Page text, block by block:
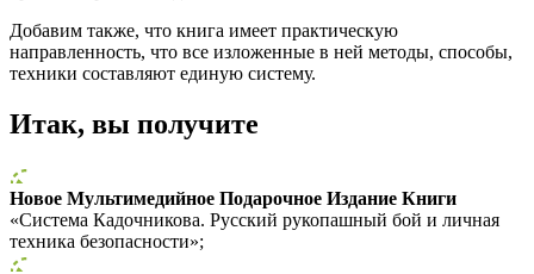
Добавим также, что книга имеет практическую
направленность, что все изложенные в ней методы, способы,
техники составляют единую систему.
Итак, вы получите
Новое Мультимедийное Подарочное Издание Книги
«Система Кадочникова. Русский рукопашный бой и личная
техника безопасности»;